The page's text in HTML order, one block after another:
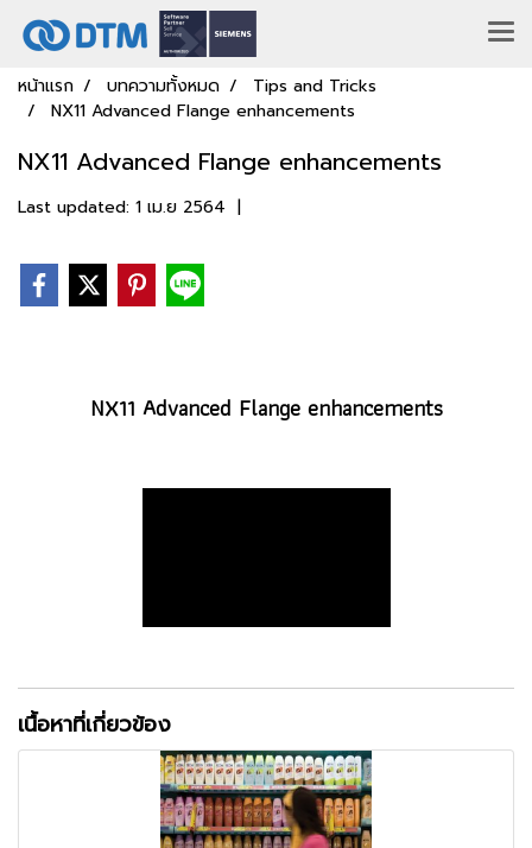
หน้าแรก บทความทั้งหมด
Tips and Tricks
NX11 Advanced Flange enhancements
NX11 Advanced Flange enhancements
Last updated: 1 เม.ย 2564 |
NX11 Advanced Flange enhancements
เนื้อหาที่เกี่ยวข้อง